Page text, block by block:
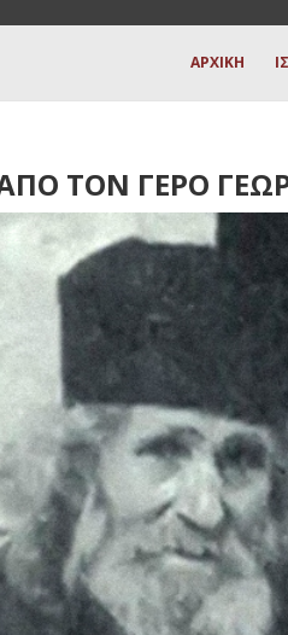
ΑΡΧΙΚΗ
ΤΟΝ ΓΕΡΟ